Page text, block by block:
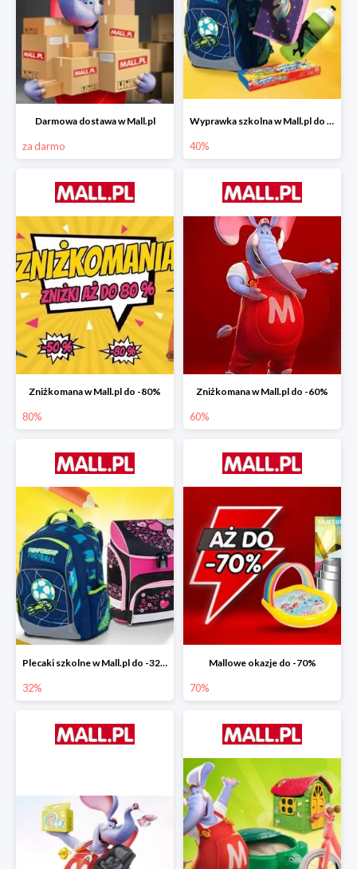
Darmowa dostawa w Mall.pl
za darmo
Wyprawka szkolna w Mall.pl do -40%
40%
Zniżkomana w Mall.pl do -80%
80%
Zniżkomana w Mall.pl do -60%
60%
Plecaki szkolne w Mall.pl do -32%
32%
Mallowe okazje do -70%
70%